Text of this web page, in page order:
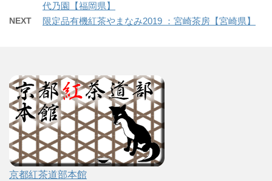
代乃園【福岡県】
NEXT 限定品有機紅茶やまなみ2019 ：宮崎茶房【宮崎県】
京都紅茶道部本館